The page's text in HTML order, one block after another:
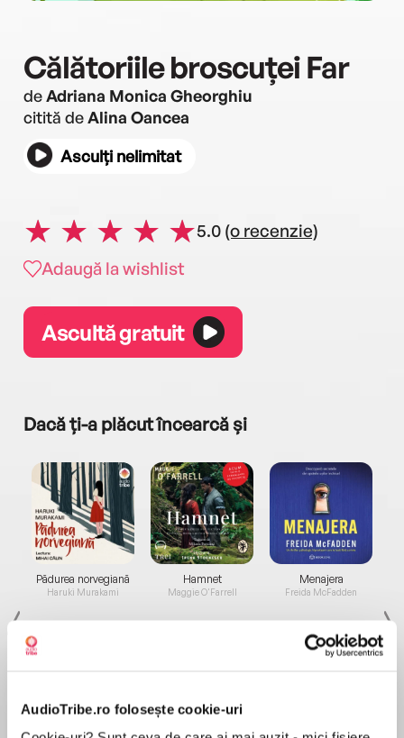
AudioTribe.ro folosește cookie-uri
Călătoriile broscuței Far
deAdriana Monica Gheorghiu
citită deAlina Oancea
Asculți nelimitat
5.0 (o recenzie)
Adaugă la wishlist
Ascultă gratuit
Dacă ți-a plăcut încearcă și
Pădurea norvegiană
Haruki Murakami
Hamnet
Maggie O'Farrell
Menajera
Freida McFadden